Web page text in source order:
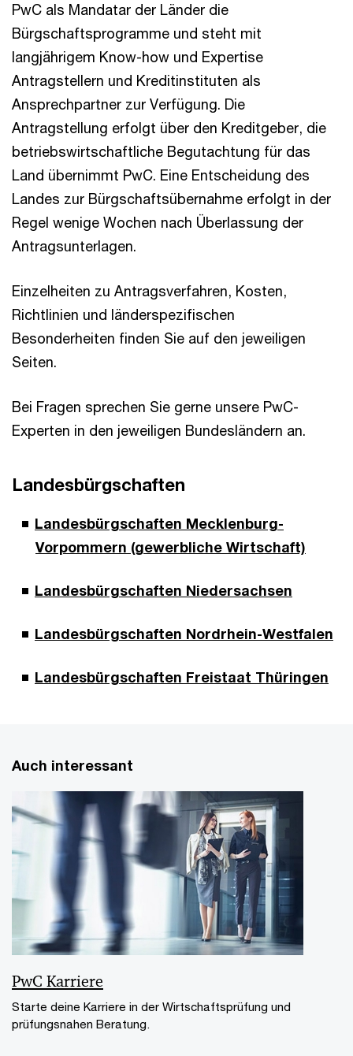
PwC als Mandatar der Länder die
Bürgschaftsprogramme und steht mit
langjährigem Know-how und Expertise
Antragstellern und Kreditinstituten als
Ansprechpartner zur Verfügung. Die
Antragstellung erfolgt über den Kreditgeber, die
betriebswirtschaftliche Begutachtung für das
Land übernimmt PwC. Eine Entscheidung des
Landes zur Bürgschaftsübernahme erfolgt in der
Regel wenige Wochen nach Überlassung der
Antragsunterlagen.
Einzelheiten zu Antragsverfahren, Kosten,
Richtlinien und länderspezifischen
Besonderheiten finden Sie auf den jeweiligen
Seiten.
Bei Fragen sprechen Sie gerne unsere PwC-
Experten in den jeweiligen Bundesländern an.
Landesbürgschaften
Landesbürgschaften Mecklenburg-
Vorpommern (gewerbliche Wirtschaft)
Landesbürgschaften Niedersachsen
Landesbürgschaften Nordrhein-Westfalen
Landesbürgschaften Freistaat Thüringen
Auch interessant
PwC Karriere
Starte deine Karriere in der Wirtschaftsprüfung und
prüfungsnahen Beratung.